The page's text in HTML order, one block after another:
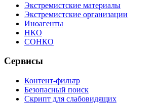
Экстремистские материалы
Экстремистские организации
Иноагенты
НКО
СОНКО
Сервисы
Контент-фильтр
Безопасный поиск
Скрипт для слабовидящих